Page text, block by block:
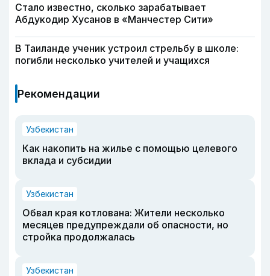
Стало известно, сколько зарабатывает
Абдукодир Хусанов в «Манчестер Сити»
В Таиланде ученик устроил стрельбу в школе:
погибли несколько учителей и учащихся
Рекомендации
Узбекистан
Как накопить на жилье с помощью целевого
вклада и субсидии
Узбекистан
Обвал края котлована: Жители несколько
месяцев предупреждали об опасности, но
стройка продолжалась
Узбекистан